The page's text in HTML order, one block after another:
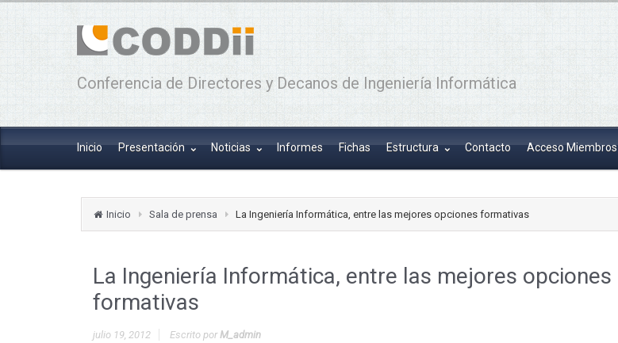
Conferencia de Directores y Decanos de Ingeniería Informática
Inicio Presentación Noticias Informes Fichas Estructura Contacto Acceso Miembros
Inicio Sala de prensa La Ingeniería Informática, entre las mejores opciones formativas
La Ingeniería Informática, entre las mejores opciones
formativas
julio 19, 2012 Escrito por M_admin